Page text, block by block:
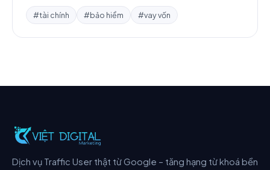
chính sách Google và 3 case study.
#tài chính #bảo hiểm #vay vốn
Dịch vụ Traffic User thật từ Google – tăng hạng từ khoá bền